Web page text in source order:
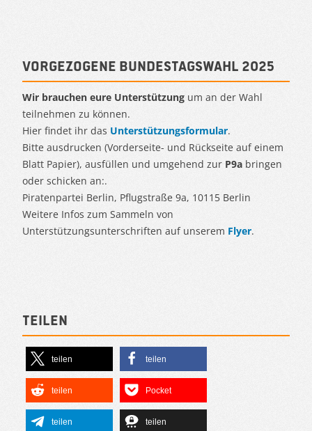
Vorgezogene Bundestagswahl 2025
Wir brauchen eure Unterstützung um an der Wahl
teilnehmen zu können.
Hier findet ihr das Unterstützungsformular.
Bitte ausdrucken (Vorderseite- und Rückseite auf einem
Blatt Papier), ausfüllen und umgehend zur P9a bringen
oder schicken an:.
Piratenpartei Berlin, Pflugstraße 9a, 10115 Berlin
Weitere Infos zum Sammeln von
Unterstützungsunterschriften auf unserem Flyer.
Teilen
teilen teilen
teilen Pocket
teilen teilen